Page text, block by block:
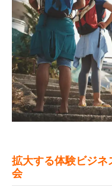
拡大する体験ビジ
会